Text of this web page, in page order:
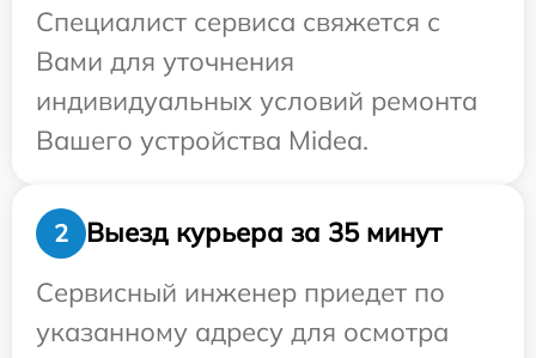
Специалист сервиса свяжется с
Вами для уточнения
индивидуальных условий ремонта
Вашего устройства Midea.
2
Выезд курьера за 35 минут
Сервисный инженер приедет по
указанному адресу для осмотра